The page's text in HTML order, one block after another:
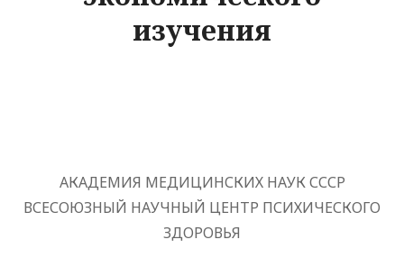
изучения
АКАДЕМИЯ МЕДИЦИНСКИХ НАУК СССР
ВСЕСОЮЗНЫЙ НАУЧНЫЙ ЦЕНТР ПСИХИЧЕСКОГО
ЗДОРОВЬЯ